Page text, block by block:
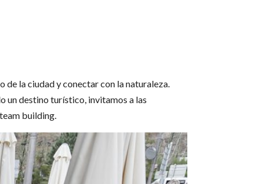
de la ciudad y conectar con la naturaleza.
un destino turístico, invitamos a las
building.